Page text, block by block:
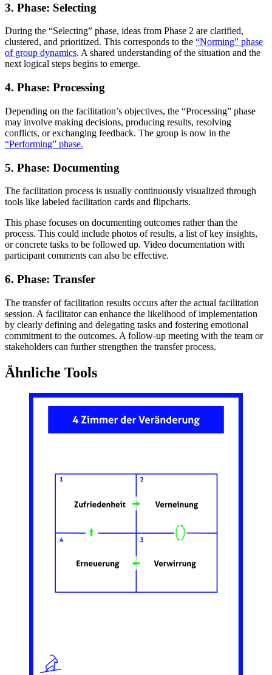
3. Phase: Selecting
During the “Selecting” phase, ideas from Phase 2 are clarified,
clustered, and prioritized. This corresponds to the “Norming” phase
of group dynamics. A shared understanding of the situation and the
next logical steps begins to emerge.
4. Phase: Processing
Depending on the facilitation’s objectives, the “Processing” phase
may involve making decisions, producing results, resolving
conflicts, or exchanging feedback. The group is now in the
“Performing” phase.
5. Phase: Documenting
The facilitation process is usually continuously visualized through
tools like labeled facilitation cards and flipcharts.
This phase focuses on documenting outcomes rather than the
process. This could include photos of results, a list of key insights,
or concrete tasks to be followed up. Video documentation with
participant comments can also be effective.
6. Phase: Transfer
The transfer of facilitation results occurs after the actual facilitation
session. A facilitator can enhance the likelihood of implementation
by clearly defining and delegating tasks and fostering emotional
commitment to the outcomes. A follow-up meeting with the team or
stakeholders can further strengthen the transfer process.
Ähnliche Tools